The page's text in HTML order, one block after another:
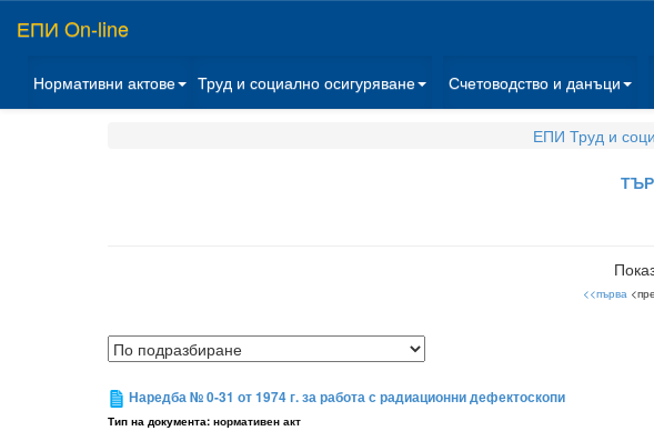
ЕПИ On-line
Нормативни актове Труд и социално осигуряване Счетоводство и данъци
ЕПИ Труд и
<<първа
Наредба № 0-31 от 1974 г. за работа с радиационни дефектоскопи
Тип на документа: нормативен акт